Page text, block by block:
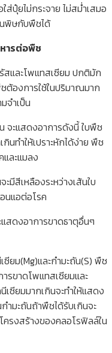
ส่ปุ๋ยไม่กระจาย ไม่สม่ำเสมอ
นพิษกับพืชได้
ารต่อพืช
สและโพแทสเซียม ปกติมัก
ต้องการใช้ในปริมาณมาก
จำเป็น
จะแสดงอาการดังนี้ ใบพืช
นทำให้เปราะหักได้ง่าย พืช
ละแมลง
มีสีเหลืองระหว่างเส้นใบ
นแอต่อโรค
สดงอาการขาดธาตุอื่นๆ
ซียม(Mg)และกำมะถัน(S) พืช
รขาดโพแทสเซียมและ
ซียมมากเกินจะทำให้แสดง
ำมะถันถ้าพืชได้รับเกินจะ
ครงสร้างของคลอโรฟิลล์ใน